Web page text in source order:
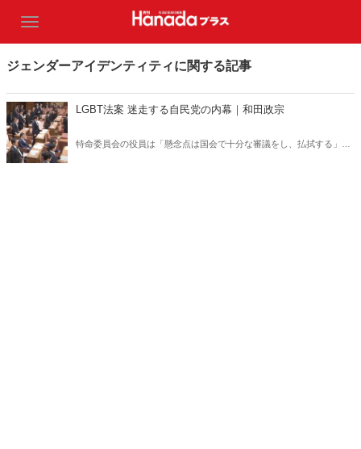
ジェンダーアイデンティティに関する記事
LGBT法案 迷走する自民党の内幕｜和田政宗
特命委員会の役員は「懸念点は国会で十分な審議をし、払拭する」と